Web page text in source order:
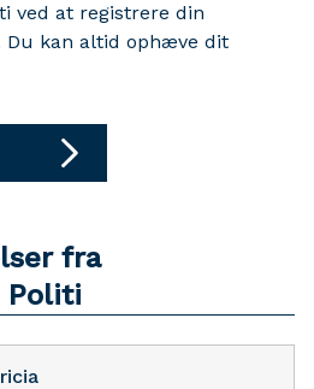
ved at registrere din
Du kan altid ophæve dit
fra
Politi